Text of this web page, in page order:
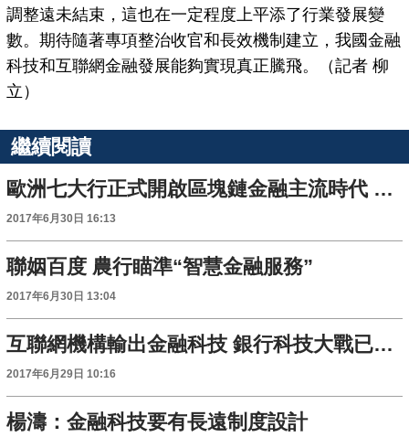
調整遠未結束，這也在一定程度上平添了行業發展變
數。期待隨著專項整治收官和長效機制建立，我國金融
科技和互聯網金融發展能夠實現真正騰飛。（記者 柳
立）
繼續閱讀
歐洲七大行正式開啟區塊鏈金融主流時代 OKLink跨境支付應用發展迅速
2017年6月30日 16:13
聯姻百度 農行瞄準“智慧金融服務”
2017年6月30日 13:04
互聯網機構輸出金融科技 銀行科技大戰已打響
2017年6月29日 10:16
楊濤：金融科技要有長遠制度設計